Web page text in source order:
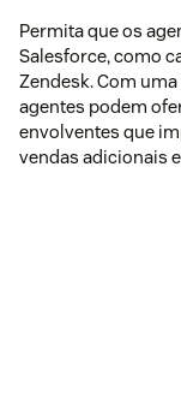
Permita que os
Salesforce, como
Zendesk. Com
agentes podem
envolventes que
vendas adicionais